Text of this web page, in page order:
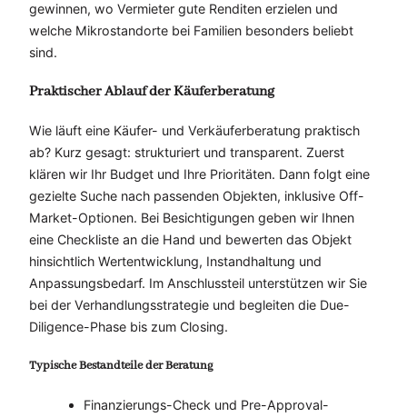
gewinnen, wo Vermieter gute Renditen erzielen und
welche Mikrostandorte bei Familien besonders beliebt
sind.
Praktischer Ablauf der Käuferberatung
Wie läuft eine Käufer- und Verkäuferberatung praktisch
ab? Kurz gesagt: strukturiert und transparent. Zuerst
klären wir Ihr Budget und Ihre Prioritäten. Dann folgt eine
gezielte Suche nach passenden Objekten, inklusive Off-
Market-Optionen. Bei Besichtigungen geben wir Ihnen
eine Checkliste an die Hand und bewerten das Objekt
hinsichtlich Wertentwicklung, Instandhaltung und
Anpassungsbedarf. Im Anschlussteil unterstützen wir Sie
bei der Verhandlungsstrategie und begleiten die Due-
Diligence-Phase bis zum Closing.
Typische Bestandteile der Beratung
Finanzierungs-Check und Pre-Approval-